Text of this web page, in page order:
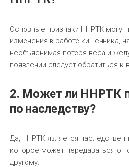
Основные признаки ННРТК могут
изменения в работе кишечника,
необъяснимая потеря веса и
появлении следует обратиться к
2. Может ли ННРТК
по наследству?
Да, ННРТК является
которое может передаваться от
другому.